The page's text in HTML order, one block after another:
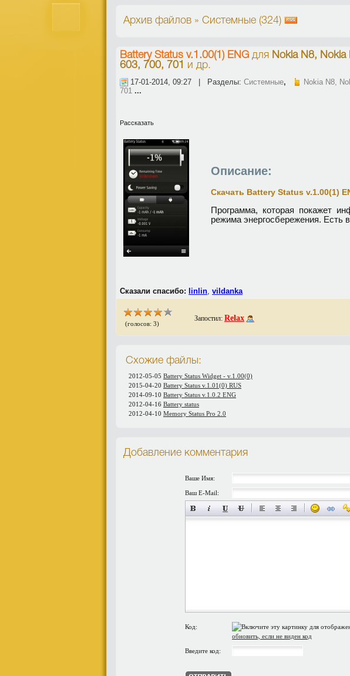
Архив файлов » Системные (324)
Battery Status v.1.00(1) ENG для Nokia N8,
603, 700, 701
и др.
17-01-2014, 09:27 | Разделы: Системные, Nokia N8,
701 ...
Рассказать
Описание:
Скачать Battery Status v.1.00(1)
Программа, которая покажет
режима энергосбережения. Есть
Сказали спасибо: linlin, vildanka
(голосов: 3)
Запостил: Relax
Схожие файлы:
2012-05-05 Battery Status Widget - v.1.00(0)
2015-04-20 Battery Status v.1.01(0) RUS
2014-09-10 Battery Status v.1.0.2 ENG
2012-04-16 Battery status
2012-04-10 Memory Status Pro 2.0
Добавление комментария
Ваше Имя:
Ваш E-Mail:
Код:
обновить, если не виден код
Введите код: